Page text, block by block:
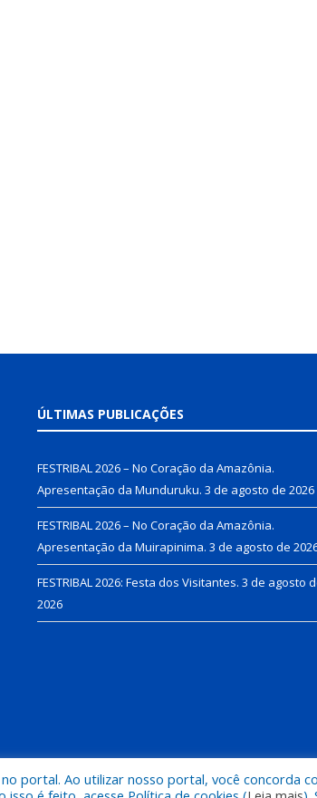
ÚLTIMAS PUBLICAÇÕES
FESTRIBAL 2026 – No Coração da Amazônia.
Apresentação da Munduruku. 3 de agosto de 2026
FESTRIBAL 2026 – No Coração da Amazônia.
Apresentação da Muirapinima. 3 de agosto de
FESTRIBAL 2026: Festa dos Visitantes. 3 de agosto
2026
portal. Ao utilizar nosso portal, você concorda